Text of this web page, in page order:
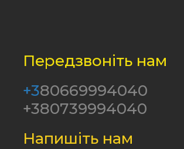
Передзвоніть нам
+380669994040
+380739994040
Напишіть нам